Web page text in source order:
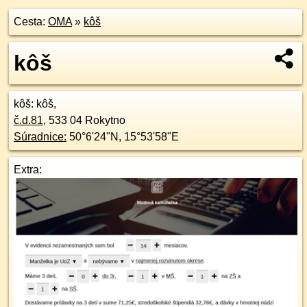
Cesta: OMA» kôš
kôš
kôš: kôš,
č.d.81, 533 04 Rokytno
Súradnice: 50°6'24"N , 15°53'58"E
Extra: